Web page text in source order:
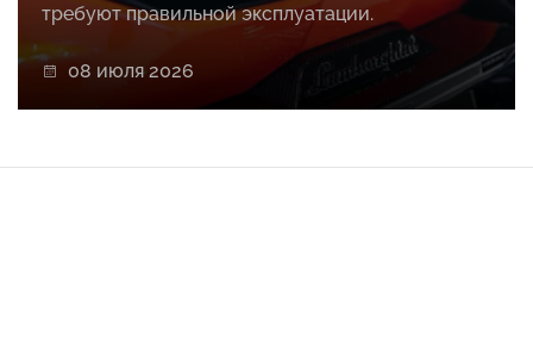
требуют правильной эксплуатации.
08 июля 2026